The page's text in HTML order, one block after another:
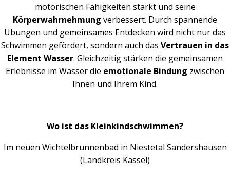
motorischen Fähigkeiten stärkt und seine
Körperwahrnehmung verbessert. Durch spannende
Übungen und gemeinsames Entdecken wird nicht nur das
Schwimmen gefördert, sondern auch das Vertrauen in das
Element Wasser. Gleichzeitig stärken die gemeinsamen
Erlebnisse im Wasser die emotionale Bindung zwischen
Ihnen und Ihrem Kind.
Wo ist das Kleinkindschwimmen?
Im neuen Wichtelbrunnenbad in Niestetal Sandershausen
(Landkreis Kassel)